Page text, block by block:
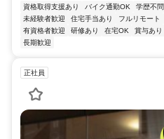
資格取得支援あり バイク通勤OK 学歴不問
未経験者歓迎
住宅手当あり フルリモート
有資格者歓迎
研修あり 在宅OK 賞与あり
長期歓迎
正社員